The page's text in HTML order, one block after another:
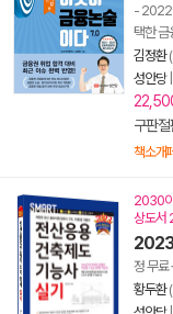
-
택한 금
김정환(
성안당|
구판절
책소개
2030이
상도서
2023
정 무료
황두환(